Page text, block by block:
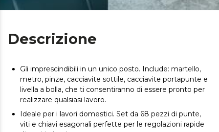
Descrizione
Gli imprescindibili in un unico posto. Include: martello,
metro, pinze, cacciavite sottile, cacciavite portapunte e
livella a bolla, che ti consentiranno di essere pronto per
realizzare qualsiasi lavoro.
Ideale per i lavori domestici. Set da 68 pezzi di punte,
viti e chiavi esagonali perfette per le regolazioni rapide